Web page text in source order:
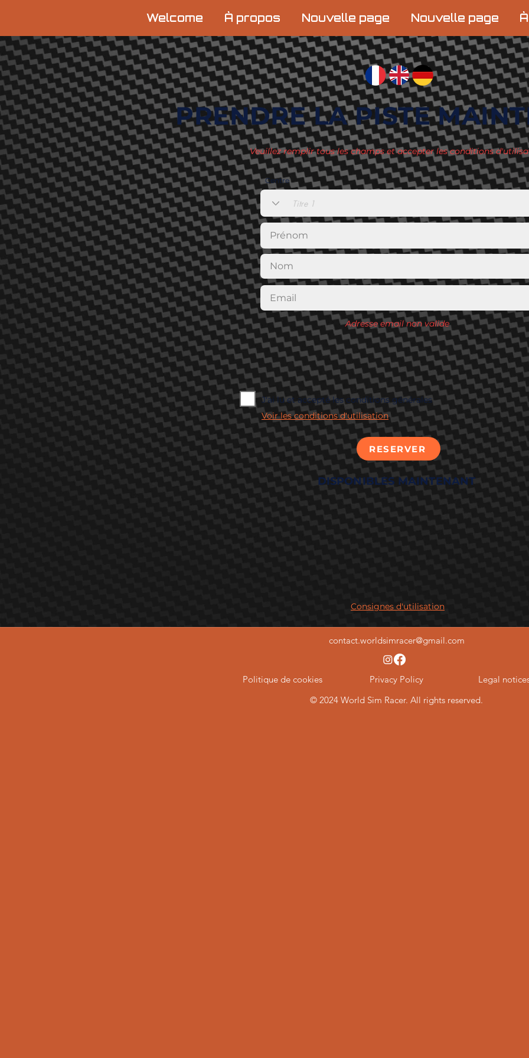
Welcome À propos Nouvelle page Nouvelle page
PRENDRE LA PISTE
Veuillez remplir tous les champs et accepter les conditions
Centre
Titre 1
Adresse email non valide
J'ai lu et accepté les conditions générales
Voir les conditions d'utilisation
RESERVER
DISPONIBLES MAINTENANT
Consignes d'utilisation
contact.worldsimracer@gmail.com
Politique de cookies Privacy Policy
Legal
© 2024 World Sim Racer. All rights reserved.